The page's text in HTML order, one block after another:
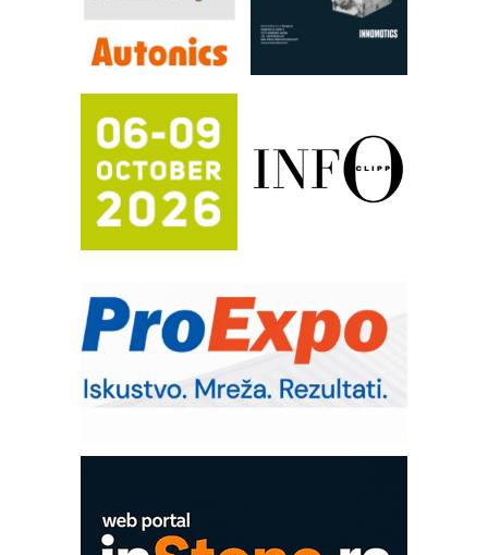
Filtration Group Industrial – Napredna
rešenja za filtraciju u hidrauličkim i
procesnim sistemima
FANUC: Najbolje za vašu pametnu
automatizaciju
Efikasno upravljanje energijom
Automatizacija pakovanja · Display
(Shelf-Ready) omotnice
Potpuna efikasnost bez složenih
Trajna oznaka kao dugoročna korist
Bezbednost na prvom mestu!
IB BLUMENAUER - više od 40 godina
poverenja u industriji
OBO sistemi mrežastih nosača kablova